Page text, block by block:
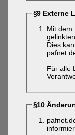
§9 Externe
Mit dem
Dies
Für alle
§10